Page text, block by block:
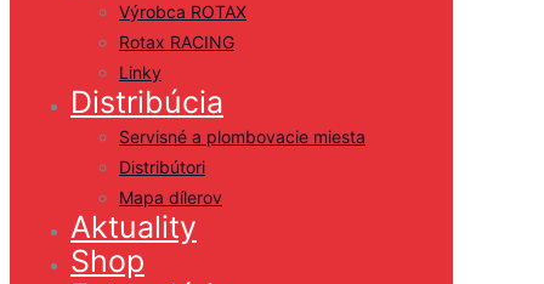
Výrobca ROTAX
Rotax RACING
Linky
Distribúcia
Servisné a plombovacie miesta
Distribútori
Mapa dílerov
Aktuality
Shop